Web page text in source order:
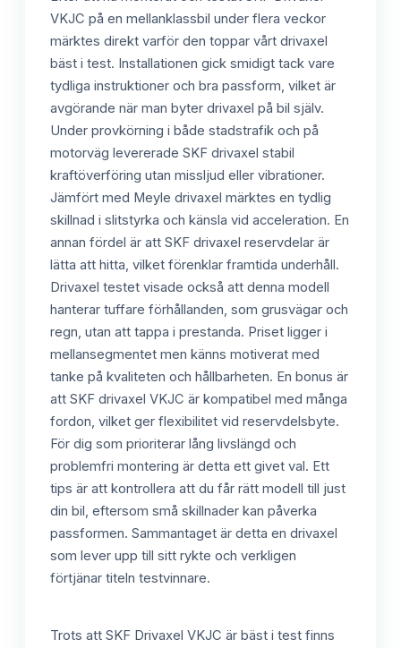
VKJC på en mellanklassbil under flera veckor
märktes direkt varför den toppar vårt drivaxel
bäst i test. Installationen gick smidigt tack vare
tydliga instruktioner och bra passform, vilket är
avgörande när man byter drivaxel på bil själv.
Under provkörning i både stadstrafik och på
motorväg levererade SKF drivaxel stabil
kraftöverföring utan missljud eller vibrationer.
Jämfört med Meyle drivaxel märktes en tydlig
skillnad i slitstyrka och känsla vid acceleration. En
annan fördel är att SKF drivaxel reservdelar är
lätta att hitta, vilket förenklar framtida underhåll.
Drivaxel testet visade också att denna modell
hanterar tuffare förhållanden, som grusvägar och
regn, utan att tappa i prestanda. Priset ligger i
mellansegmentet men känns motiverat med
tanke på kvaliteten och hållbarheten. En bonus är
att SKF drivaxel VKJC är kompatibel med många
fordon, vilket ger flexibilitet vid reservdelsbyte.
För dig som prioriterar lång livslängd och
problemfri montering är detta ett givet val. Ett
tips är att kontrollera att du får rätt modell till just
din bil, eftersom små skillnader kan påverka
passformen. Sammantaget är detta en drivaxel
som lever upp till sitt rykte och verkligen
förtjänar titeln testvinnare.
Trots att SKF Drivaxel VKJC är bäst i test finns